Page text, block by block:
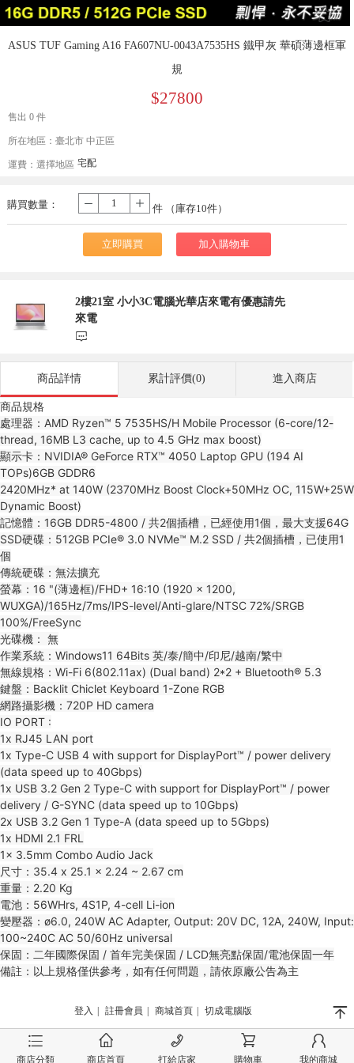
󰄔
ASUS TUF Gaming A16 FA607NU-0043A7535HS 鐵甲灰 華碩薄邊框軍
規
$27800
售出 0 件
所在地區：臺北市 中正區
運費： 選擇地區 宅配
購買數量：
- 件 （庫存10件）
立即購買 加入購物車
2樓21室 小小3C電腦光華店來電有優惠請先
來電
󰃨
商品詳情 累計評價(0) 進入商店
商品規格
處理器：AMD Ryzen™ 5 7535HS/H Mobile Processor (6-core/12-
thread, 16MB L3 cache, up to 4.5 GHz max boost)
顯示卡：NVIDIA® GeForce RTX™ 4050 Laptop GPU (194 AI
TOPs)6GB GDDR6
2420MHz* at 140W (2370MHz Boost Clock+50MHz OC, 115W+25W
Dynamic Boost)
記憶體：16GB DDR5-4800 / 共2個插槽，已經使用1個，最大支援64G
SSD硬碟：512GB PCIe® 3.0 NVMe™ M.2 SSD / 共2個插槽，已使用1
個
傳統硬碟：無法擴充
螢幕：16 "(薄邊框)/FHD+ 16:10 (1920 x 1200,
WUXGA)/165Hz/7ms/IPS-level/Anti-glare/NTSC 72%/SRGB
100%/FreeSync
光碟機： 無
作業系統：Windows11 64Bits 英/泰/簡中/印尼/越南/繁中
無線規格：Wi-Fi 6(802.11ax) (Dual band) 2*2 + Bluetooth® 5.3
鍵盤：Backlit Chiclet Keyboard 1-Zone RGB
網路攝影機：720P HD camera
IO PORT :
1x RJ45 LAN port
1x Type-C USB 4 with support for DisplayPort™ / power delivery
(data speed up to 40Gbps)
1x USB 3.2 Gen 2 Type-C with support for DisplayPort™ / power
delivery / G-SYNC (data speed up to 10Gbps)
2x USB 3.2 Gen 1 Type-A (data speed up to 5Gbps)
1x HDMI 2.1 FRL
1x 3.5mm Combo Audio Jack
尺寸：35.4 x 25.1 x 2.24 ~ 2.67 cm
重量：2.20 Kg
電池：56WHrs, 4S1P, 4-cell Li-ion
變壓器：ø6.0, 240W AC Adapter, Output: 20V DC, 12A, 240W, Input:
100~240C AC 50/60Hz universal
保固：二年國際保固 / 首年完美保固 / LCD無亮點保固/電池保固一年
備註：以上規格僅供參考，如有任何問題，請依原廠公告為主
登入 註冊會員 商城首頁 切成電腦版 󰄬
󰂦
商店分類
󰂠
商店首頁
󰄫
打給店家
󰂟
購物車
󰂢
我的商城